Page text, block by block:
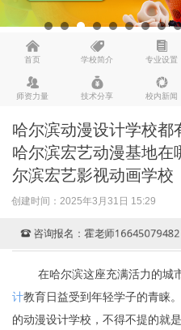
낀
首页
뀄
学校简介
뀴
专业设置
뀡
师资力量
낐
技术分享
넆
校内新闻
哈尔滨动漫设计学校都
哈尔滨宏艺动漫基地在
尔滨宏艺影视动画学校
创建时间： 2025年3月31日 15:29
在哈尔滨这座充满活力的城
计教育日益受到年轻学子的青睐
的动漫设计学校，不得不提的就是
뀰 咨询报名：霍老师16645079482